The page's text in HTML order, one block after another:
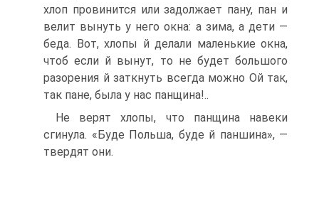
хлоп провинится или задолжает пану, пан и
велит вынуть у него окна: а зима, а дети —
беда. Вот, хлопы й делали маленькие окна,
чтоб если й вынут, то не будет большого
разорения й заткнуть всегда можно Ой так,
так пане, была у нас панщина!..
Не верят хлопы, что панщина навеки
сгинула. «Буде Польша, буде й паншина», —
твердят они.